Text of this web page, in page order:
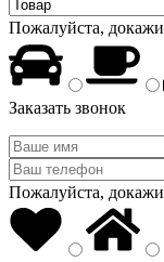
Пожалуйста,
Заказать звонок
Пожалуйста,